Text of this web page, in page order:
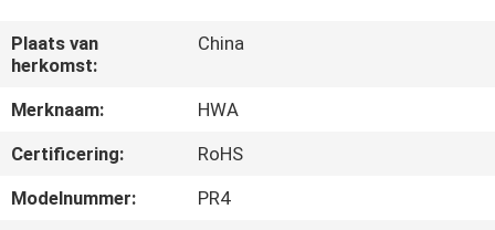
ONS
FABRIEKSTOCHT
KWALITEITSCONTROLE
Plaats van
herkomst:
China
Merknaam:
HWA
Certificering:
RoHS
Modelnummer:
PR4